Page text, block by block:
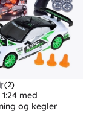
(2)
med
og kegler